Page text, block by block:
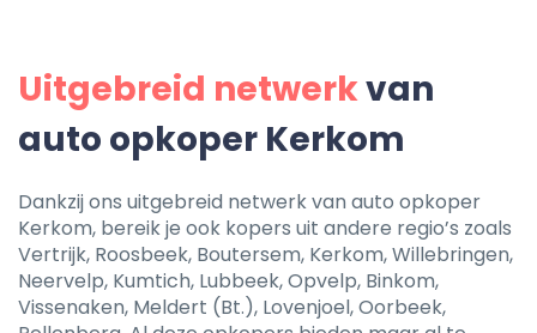
Uitgebreid netwerkvan
auto opkoper Kerkom
Dankzij ons uitgebreid netwerk van auto opkoper
Kerkom, bereik je ook kopers uit andere regio’s zoals
Vertrijk, Roosbeek, Boutersem, Kerkom, Willebringen,
Neervelp, Kumtich, Lubbeek, Opvelp, Binkom,
Vissenaken, Meldert (Bt.), Lovenjoel, Oorbeek,